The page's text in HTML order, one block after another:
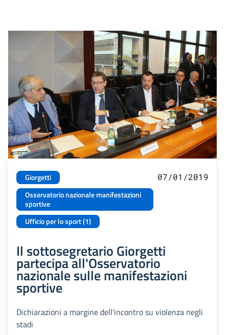
Giorgetti
Osservatorio nazionale manifestazioni
sportive
Ufficio per lo sport (1)
07/01/2019
Il sottosegretario Giorgetti
partecipa all'Osservatorio
nazionale sulle manifestazioni
sportive
Dichiarazioni a margine dell'incontro su violenza negli
stadi